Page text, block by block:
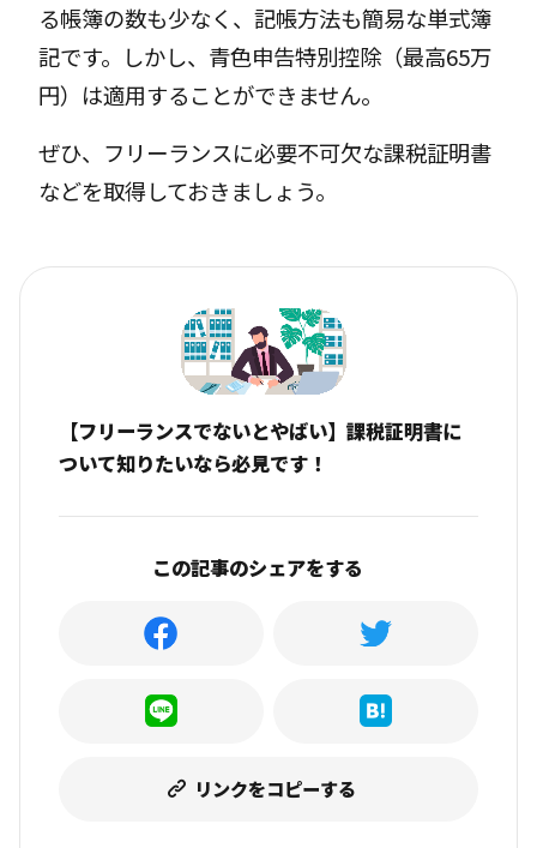
る帳簿の数も少なく、記帳方法も簡易な単式簿
記です。しかし、青色申告特別控除（最高65万
円）は適用することができません。
ぜひ、フリーランスに必要不可欠な課税証明書
などを取得しておきましょう。
【フリーランスでないとやばい】課税証明書に
ついて知りたいなら必見です！
この記事のシェアをする
リンクをコピーする